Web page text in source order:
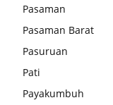
Pasaman
Pasaman Barat
Pasuruan
Pati
Payakumbuh